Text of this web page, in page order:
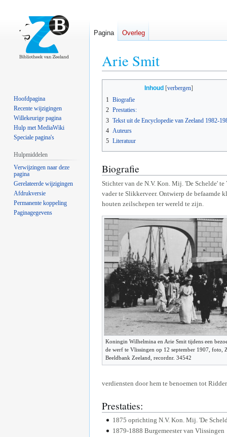
Arie Smit
navigatie
springen
zoeken
springen
Inhoud
1 Biografie
2 Prestaties:
3 Tekst uit de Encyclopedie van Zeeland 1982-
4 Auteurs
5 Literatuur
Biografie
Stichter van de N.V. Kon. Mij. 'De Schelde'
vader te Slikkerveer. Ontwierp de befaamde
houten zeilschepen ter wereld te zijn.
Koningin Wilhelmina en Arie Smit tijdens een
de werf te Vlissingen op 12 september 1907, foto,
Beeldbank Zeeland, recordnr. 34542
verdiensten door hem te benoemen tot
Prestaties:
1875 oprichting N.V. Kon. Mij. 'De
1879-1888 Burgemeester van Vlissingen
Pagina Overleg
Hoofdpagina
Recente wijzigingen
Willekeurige pagina
Hulp met MediaWiki
Speciale pagina's
Hulpmiddelen
Verwijzingen naar deze
pagina
Gerelateerde wijzigingen
Afdrukversie
Permanente koppeling
Paginagegevens